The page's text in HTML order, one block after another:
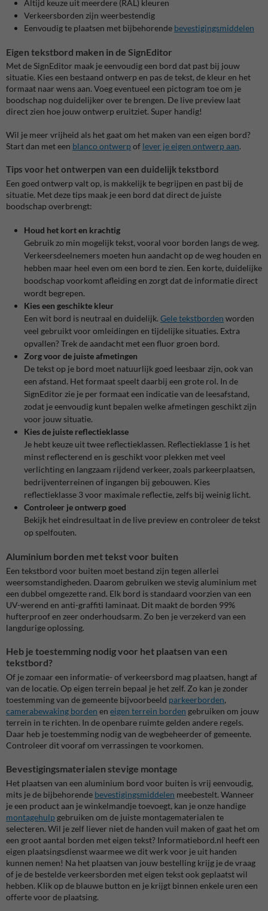
Altijd keuze uit meerdere (RAL) kleuren
Verkeersborden zijn weerbestendig
Eenvoudig te plaatsen met bijbehorende bevestigingsmiddelen
Eigen tekstbord maken in de SignEditor
Met de SignEditor maak je eenvoudig een bord dat past bij jouw
situatie. Kies een bestaand ontwerp en pas de tekst, de kleur en het
formaat naar wens aan. Voeg eventueel een pictogram toe om je
boodschap nog duidelijker over te brengen. De live preview laat
direct zien hoe jouw ontwerp eruitziet. Super handig!
Wil je meer vrijheid als het gaat om het maken van een eigen bord?
Start dan met een blanco ontwerpof lever je eigen ontwerp aan.
Tips voor het ontwerpen van een duidelijk tekstbord
Een goed ontwerp valt op, is makkelijk te begrijpen en past bij de
situatie. Met deze tips maak je een bord dat direct de juiste
boodschap overbrengt:
Houd het kort en krachtig
Gebruik zo min mogelijk tekst, vooral voor borden langs de weg.
Verkeersdeelnemers moeten hun aandacht op de weg houden en
hebben maar heel even om een bord te zien. Een korte, duidelijke
boodschap voorkomt afleiding en zorgt dat de informatie direct
wordt begrepen.
Kies een geschikte kleur
Een wit bord is neutraal en duidelijk. Gele tekstborden worden
veel gebruikt voor omleidingen en tijdelijke situaties. Extra
opvallen? Trek de aandacht met een fluor groen bord.
Zorg voor de juiste afmetingen
De tekst op je bord moet natuurlijk goed leesbaar zijn, ook van
een afstand. Het formaat speelt daarbij een grote rol. In de
SignEditor zie je per formaat een indicatie van de leesafstand,
zodat je eenvoudig kunt bepalen welke afmetingen geschikt zijn
voor jouw situatie.
Kies de juiste reflectieklasse
Je hebt keuze uit twee reflectieklassen. Reflectieklasse 1 is het
minst reflecterend en is geschikt voor plekken met veel
verlichting en langzaam rijdend verkeer, zoals parkeerplaatsen,
bedrijventerreinen of ingangen bij gebouwen. Kies
reflectieklasse 3 voor maximale reflectie, zelfs bij weinig licht.
Controleer je ontwerp goed
Bekijk het eindresultaat in de live preview en controleer de tekst
op spelfouten.
Aluminium borden met tekst voor buiten
Een tekstbord voor buiten moet bestand zijn tegen allerlei
weersomstandigheden. Daarom gebruiken we stevig aluminium met
een dubbel omgezette rand. Elk bord is standaard voorzien van een
UV-werend en anti-graffiti laminaat. Dit maakt de borden 99%
hufterproof en zeer onderhoudsarm. Zo ben je verzekerd van een
langdurige oplossing.
Heb je toestemming nodig voor het plaatsen van een
tekstbord?
Of je zomaar een informatie- of verkeersbord mag plaatsen, hangt af
van de locatie. Op eigen terrein bepaal je het zelf. Zo kan je zonder
toestemming van de gemeente bijvoorbeeld parkeerborden,
camerabewaking borden en eigen terrein borden gebruiken om jouw
terrein in te richten. In de openbare ruimte gelden andere regels.
Daar heb je toestemming nodig van de wegbeheerder of gemeente.
Controleer dit vooraf om verrassingen te voorkomen.
Bevestigingsmaterialen stevige montage
Het plaatsen van een aluminium bord voor buiten is vrij eenvoudig,
mits je de bijbehorende bevestigingsmiddelen meebestelt. Wanneer
je een product aan je winkelmandje toevoegt, kan je onze handige
montagehulp gebruiken om de juiste montagematerialen te
selecteren. Wil je zelf liever niet de handen vuil maken of gaat het om
een groot aantal borden met eigen tekst? Informatiebord.nl heeft een
eigen plaatsingsdienst waarmee we dit werk voor je uit handen
kunnen nemen! Na het plaatsen van jouw bestelling krijg je de vraag
of je de bestelde verkeersborden met eigen tekst ook geplaatst wil
hebben. Klik op de blauwe button en je krijgt binnen enkele uren een
offerte voor de plaatsing.